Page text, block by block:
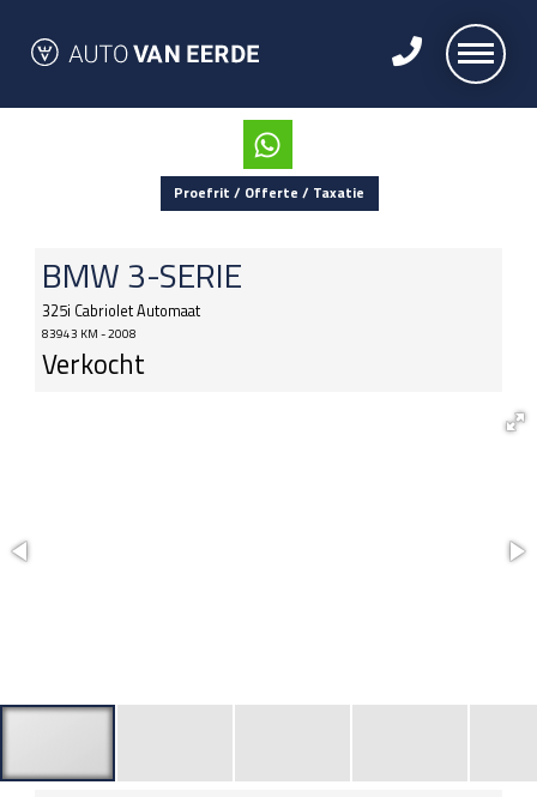
Proefrit / Offerte / Taxatie
BMW3-SERIE
325i Cabriolet Automaat
83943 KM - 2008
Verkocht